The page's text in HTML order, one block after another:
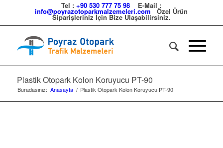
Tel :+90 530 777 75 98 E-Mail :
info@poyrazotoparkmalzemeleri.com Özel Ürün
Siparişleriniz İçin Bize Ulaşabilirsiniz.
Plastik Otopark Kolon Koruyucu PT-90
Buradasınız: Anasayfa / Plastik Otopark Kolon Koruyucu PT-90